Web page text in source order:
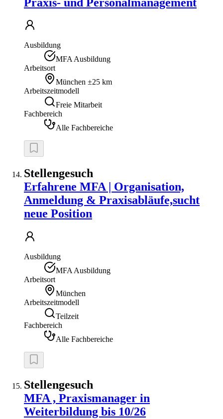
Ausbildung
MFA Ausbildung
Arbeitsort
München ±25 km
Arbeitszeitmodell
Freie Mitarbeit
Fachbereich
Alle Fachbereiche
Stellengesuch
Erfahrene MFA | Organisation,
Anmeldung & Praxisabläufe,sucht
neue Position
Ausbildung
MFA Ausbildung
Arbeitsort
München
Arbeitszeitmodell
Teilzeit
Fachbereich
Alle Fachbereiche
Stellengesuch
MFA , Praxismanager in
Weiterbildung bis 10/26